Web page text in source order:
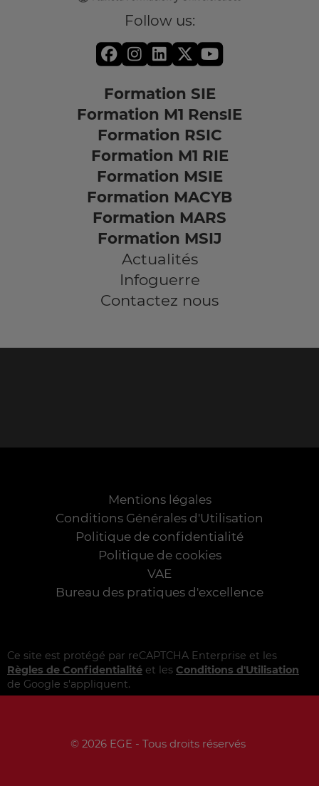
Follow us:
Formation SIE
Formation M1 RensIE
Formation RSIC
Formation M1 RIE
Formation MSIE
Formation MACYB
Formation MARS
Formation MSIJ
Actualités
Infoguerre
Contactez nous
Mentions légales
Conditions Générales d'Utilisation
Politique de confidentialité
Politique de cookies
VAE
Bureau des pratiques d'excellence
Ce site est protégé par reCAPTCHA Enterprise et les
Règles de Confidentialité et les Conditions d'Utilisation
de Google s'appliquent.
© 2026 EGE - Tous droits réservés